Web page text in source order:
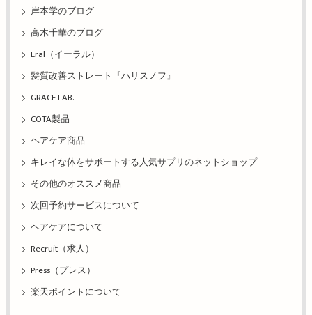
岸本学のブログ
高木千華のブログ
Eral（イーラル）
髪質改善ストレート『ハリスノフ』
GRACE LAB.
COTA製品
ヘアケア商品
キレイな体をサポートする人気サプリのネットショップ
その他のオススメ商品
次回予約サービスについて
ヘアケアについて
Recruit（求人）
Press（プレス）
楽天ポイントについて